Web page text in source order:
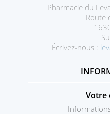
Pharmacie du
Route
Écrivez-nous :
Votre